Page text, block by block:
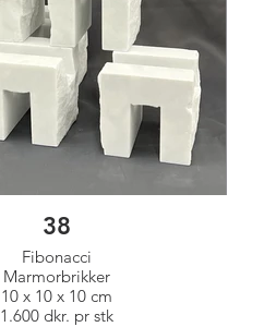
38
Fibonacci
Marmorbrikker
10 x 10 x 10 cm
1.600 dkr. pr stk